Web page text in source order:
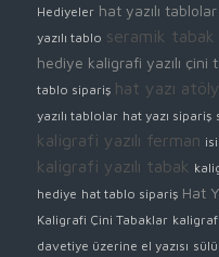
Hediyeler hat yazılı tablolar
yazılı tablo seramik tabak
hediye kaligrafi yazılı çini
tablo sipariş hat yazı
yazılı tablolar hat yazı sipariş
kaligrafi yazılı ferman
kaligrafi yazılı tabak
hediye hat tablo sipariş Hat
Kaligrafi Çini Tabaklar
davetiye üzerine el yazısı